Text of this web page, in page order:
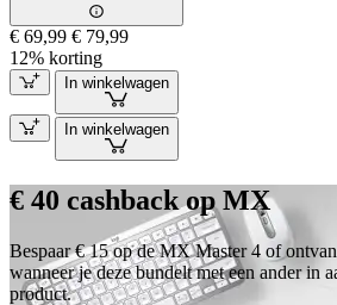
€ 69,99 € 79,99
12% korting
In winkelwagen
In winkelwagen
€ 40 cashback op MX
Bespaar € 15 op de MX Master 4 of
wanneer je deze bundelt met een ander in
product.